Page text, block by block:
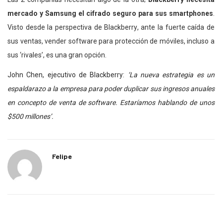
mercado y Samsung el cifrado seguro para sus smartphones
Visto desde la perspectiva de Blackberry, ante la fuerte caída de
sus ventas, vender software para protección de móviles, incluso a
sus ‘rivales’, es una gran opción.
John Chen, ejecutivo de Blackberry:
‘La nueva estrategia es un
espaldarazo a la empresa para poder duplicar sus ingresos anuales
en concepto de venta de software. Estaríamos hablando de unos
$500 millones’.
Felipe